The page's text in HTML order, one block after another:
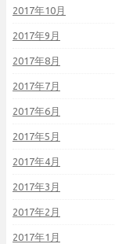
2017年10月
2017年9月
2017年8月
2017年7月
2017年6月
2017年5月
2017年4月
2017年3月
2017年2月
2017年1月